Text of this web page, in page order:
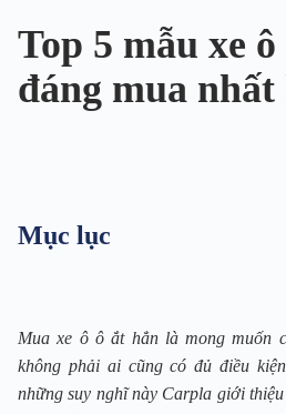
Top 5 mẫu xe
đáng mua
Mua xe ô ô ắt hẳn là mong muốn
không phải ai cũng có đủ điều
những suy nghĩ này Carpla giới
Mục lục